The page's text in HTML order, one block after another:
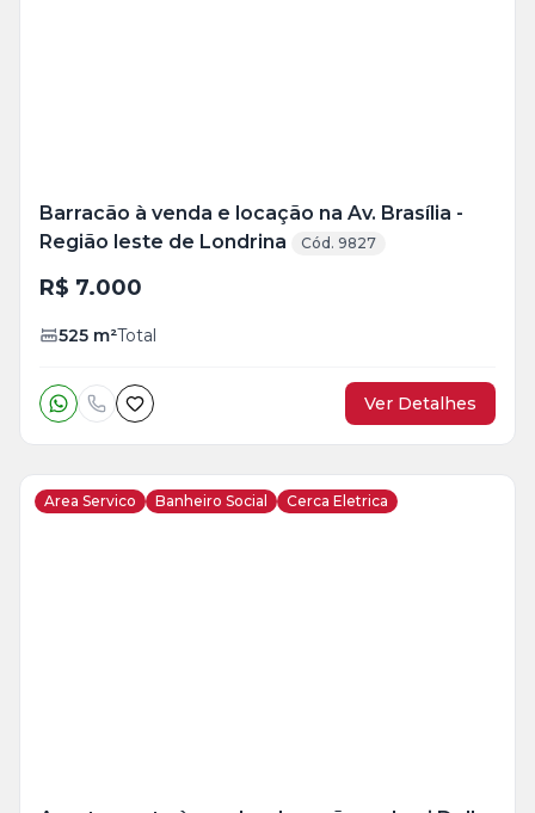
Barracão à venda e locação na Av. Brasília -
Região leste de Londrina
Cód. 9827
R$ 7.000
525 m²Total
Ver Detalhes
Area Servico Banheiro Social Cerca Eletrica